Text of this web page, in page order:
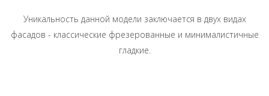
Уникальность данной модели заключается в двух видах
фасадов - классические фрезерованные и минималистичные
гладкие.